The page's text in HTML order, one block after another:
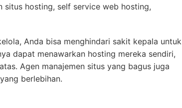
hosting, self service web hosting,
Anda bisa menghindari sakit kepala untuk
dapat menawarkan hosting mereka sendiri,
Agen manajemen situs yang bagus juga
berlebihan.